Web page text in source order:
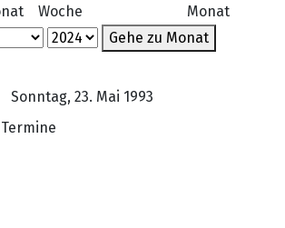
Woche
Monat
Gehe zu Monat
Sonntag, 23. Mai 1993